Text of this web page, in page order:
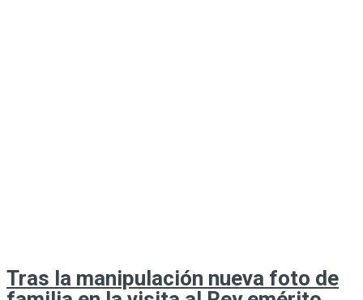
Tras la manipulación nueva foto de